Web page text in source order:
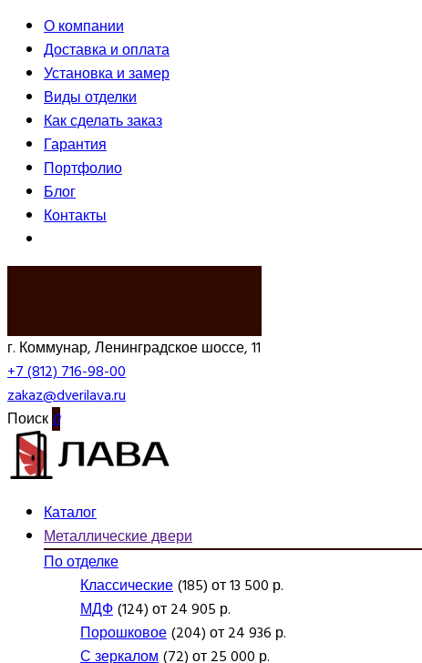
О компании
Доставка и оплата
Установка и замер
Виды отделки
Как сделать заказ
Гарантия
Портфолио
Блог
Контакты
г. Коммунар, Ленинградское шоссе, 11
+7 (812) 716-98-00
zakaz@dverilava.ru
Поиск0
Каталог
Металлические двери
По отделке
Классические(185) от 13 500 р.
МДФ(124) от 24 905 р.
Порошковое(204) от 24 936 р.
С зеркалом(72) от 25 000 р.